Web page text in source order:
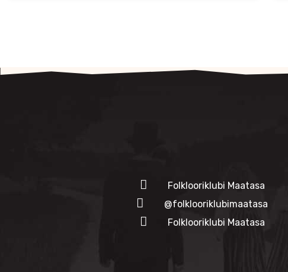
Folklooriklubi Maatasa
@folklooriklubimaatasa
Folklooriklubi Maatasa